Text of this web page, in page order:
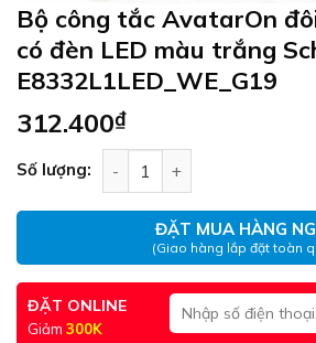
Bộ công tắc AvatarOn
có đèn LED màu trắng
E8332L1LED_WE_G19
312.400₫
Số lượng:
ĐẶT MUA HÀNG
(Giao hàng lắp đặt toàn
ĐẶT ONLINE
Giảm 300K